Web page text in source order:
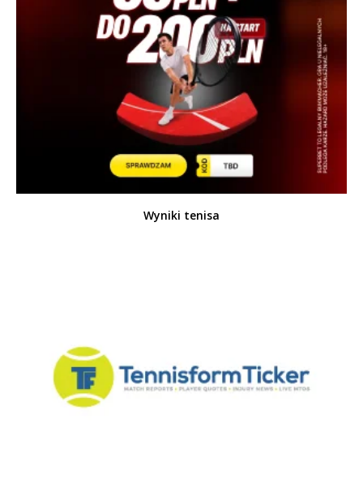
Wyniki tenisa